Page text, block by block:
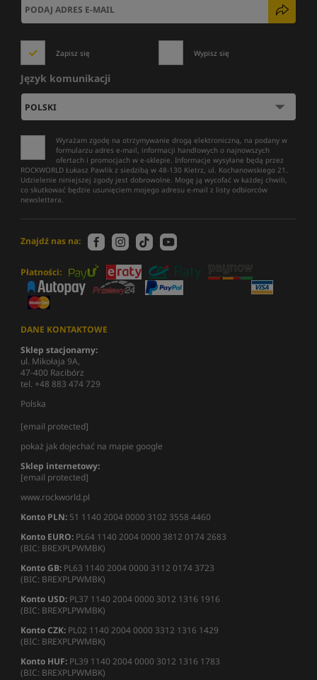
Zapisz się Wypisz się
Język komunikacji
Wyrażam zgodę na otrzymywanie drogą elektroniczną, na podany w
formularzu adres e-mail, informacji handlowych o najnowszych
ofertach i promocjach w e-sklepie. Informacje wysyłane będą przez
ROCKWORLD Łukasz Pawlik z siedzibą w 48-130 Kietrz, ul. Kochanowskiego 21.
Udzielenie niniejszej zgody jest dobrowolne. Mogę ją wycofać w każdej chwili,
co skutkować będzie usunięciem mojego adresu e-mail z listy odbiorców
newslettera.
Znajdź nas na:
Płatności:
DANE KONTAKTOWE
Sklep stacjonarny:
ul. Mikołaja 9A,
47-400 Racibórz
tel. +48 883 474 729
Polska
[email protected]
pokaż jak dojechać na mapie google
Sklep internetowy:
[email protected]
www.rockworld.pl
Konto PLN: 51 1140 2004 0000 3102 3558 4460
Konto EURO: PL64 1140 2004 0000 3812 0174 2683
(BIC: BREXPLPWMBK)
Konto GB: PL63 1140 2004 0000 3112 0174 3723
(BIC: BREXPLPWMBK)
Konto USD: PL37 1140 2004 0000 3012 1316 1916
(BIC: BREXPLPWMBK)
Konto CZK: PL02 1140 2004 0000 3312 1316 1429
(BIC: BREXPLPWMBK)
Konto HUF: PL39 1140 2004 0000 3012 1316 1783
(BIC: BREXPLPWMBK)